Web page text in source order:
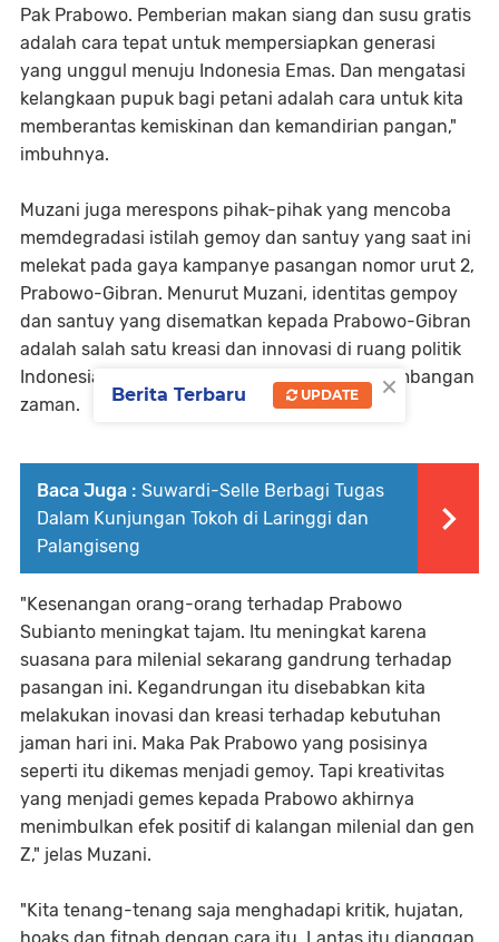
Pak Prabowo. Pemberian makan siang dan susu gratis
adalah cara tepat untuk mempersiapkan generasi
yang unggul menuju Indonesia Emas. Dan mengatasi
kelangkaan pupuk bagi petani adalah cara untuk kita
memberantas kemiskinan dan kemandirian pangan,"
imbuhnya.
Muzani juga merespons pihak-pihak yang mencoba
memdegradasi istilah gemoy dan santuy yang saat ini
melekat pada gaya kampanye pasangan nomor urut 2,
Prabowo-Gibran. Menurut Muzani, identitas gempoy
dan santuy yang disematkan kepada Prabowo-Gibran
adalah salah satu kreasi dan innovasi di ruang politik
Indonesia yang menyesuaikan dengan perkembangan
zaman.
Baca Juga : Suwardi-Selle Berbagi Tugas
Dalam Kunjungan Tokoh di Laringgi dan
Palangiseng
"Kesenangan orang-orang terhadap Prabowo
Subianto meningkat tajam. Itu meningkat karena
suasana para milenial sekarang gandrung terhadap
pasangan ini. Kegandrungan itu disebabkan kita
melakukan inovasi dan kreasi terhadap kebutuhan
jaman hari ini. Maka Pak Prabowo yang posisinya
seperti itu dikemas menjadi gemoy. Tapi kreativitas
yang menjadi gemes kepada Prabowo akhirnya
menimbulkan efek positif di kalangan milenial dan gen
Z," jelas Muzani.
"Kita tenang-tenang saja menghadapi kritik, hujatan,
×
Berita Terbaru UPDATE